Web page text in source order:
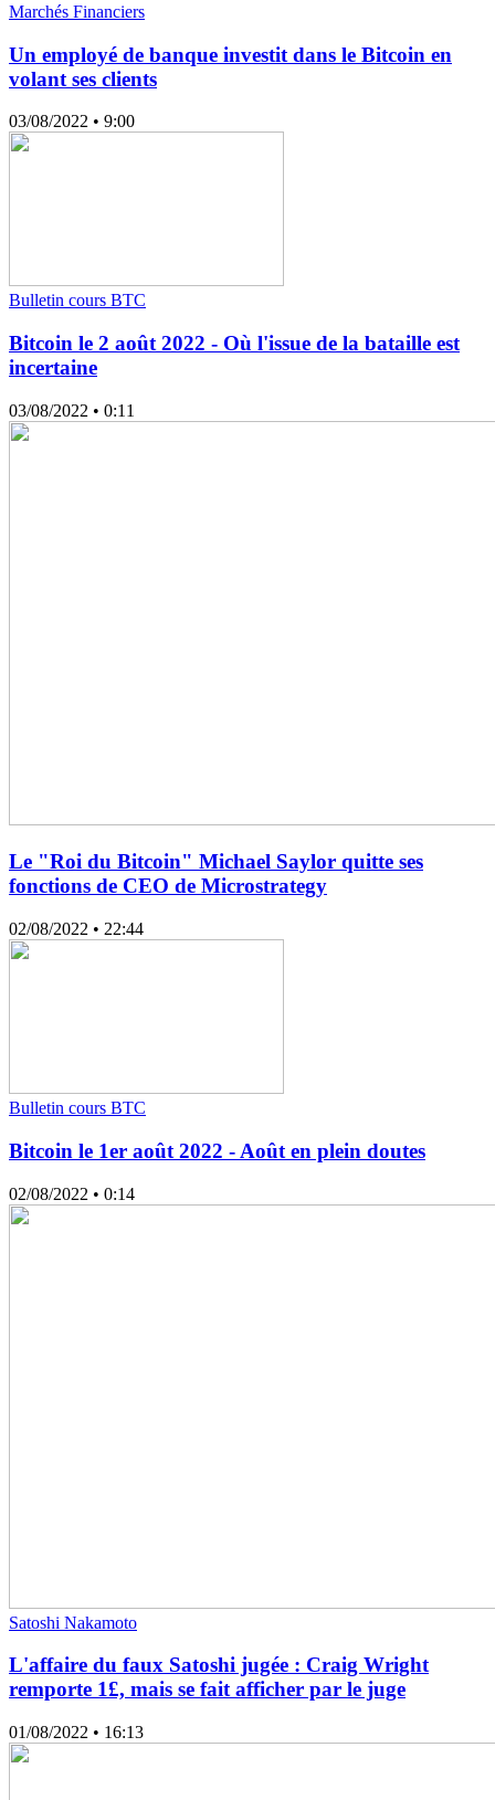
Marchés Financiers
Un employé de banque investit dans le Bitcoin en
volant ses clients
03/08/2022 • 9:00
Bulletin cours BTC
Bitcoin le 2 août 2022 - Où l'issue de la bataille est
incertaine
03/08/2022 • 0:11
Le "Roi du Bitcoin" Michael Saylor quitte ses
fonctions de CEO de Microstrategy
02/08/2022 • 22:44
Bulletin cours BTC
Bitcoin le 1er août 2022 - Août en plein doutes
02/08/2022 • 0:14
Satoshi Nakamoto
L'affaire du faux Satoshi jugée : Craig Wright
remporte 1£, mais se fait afficher par le juge
01/08/2022 • 16:13